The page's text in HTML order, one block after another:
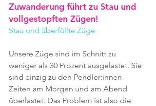
Zuwanderung führt zu Stau und
vollgestopften Zügen!
Stau und überfüllte Züge
Unsere Züge sind im Schnitt zu
weniger als 30 Prozent ausgelastet. Sie
sind einzig zu den Pendler:innen-
Zeiten am Morgen und am Abend
überlastet. Das Problem ist also die